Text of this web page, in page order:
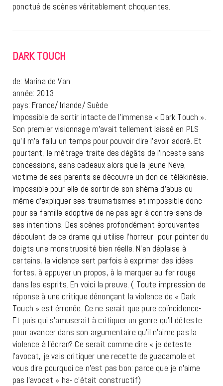
ponctué de scènes véritablement choquantes.
DARK TOUCH
de: Marina de Van
année: 2013
pays: France/ Irlande/ Suède
Impossible de sortir intacte de l’immense « Dark Touch ».
Son premier visionnage m’avait tellement laissé en PLS
qu’il m’a fallu un temps pour pouvoir dire l’avoir adoré. Et
pourtant, le métrage traite des dégâts de l’inceste sans
concessions, sans cadeaux alors que la jeune Neve,
victime de ses parents se découvre un don de télékinésie.
Impossible pour elle de sortir de son shéma d’abus ou
même d’expliquer ses traumatismes et impossible donc
pour sa famille adoptive de ne pas agir à contre-sens de
ses intentions. Des scènes profondément éprouvantes
découlent de ce drame qui utilise l’horreur pour pointer du
doigts une monstruosité bien réelle. N’en déplaise à
certains, la violence sert parfois à exprimer des idées
fortes, à appuyer un propos, à la marquer au fer rouge
dans les esprits. En voici la preuve. ( Toute impression de
réponse à une critique dénonçant la violence de « Dark
Touch » est érronée. Ce ne serait que pure coïncidence-
Et puis qui s’amuserait à critiquer un genre qu’il déteste
pour avancer dans son argumentaire qu’il n’aime pas la
violence à l’écran? Ce serait comme dire « je deteste
l’avocat, je vais critiquer une recette de guacamole et
vous dire pourquoi ce n’est pas bon: parce que je n’aime
pas l’avocat » ha- c’était constructif)